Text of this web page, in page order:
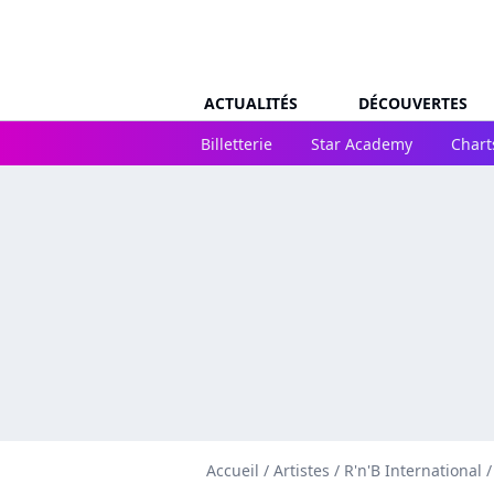
ACTUALITÉS
DÉCOUVERTES
Billetterie
Star Academy
Accueil / Artistes / R'n'B International /